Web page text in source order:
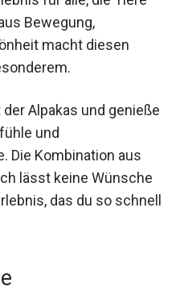
Erlebnis für alle, die
Mix aus Bewegung,
Alpakas und
und
Die Kombination aus
lässt keine
ein Erlebnis, das
wirst.